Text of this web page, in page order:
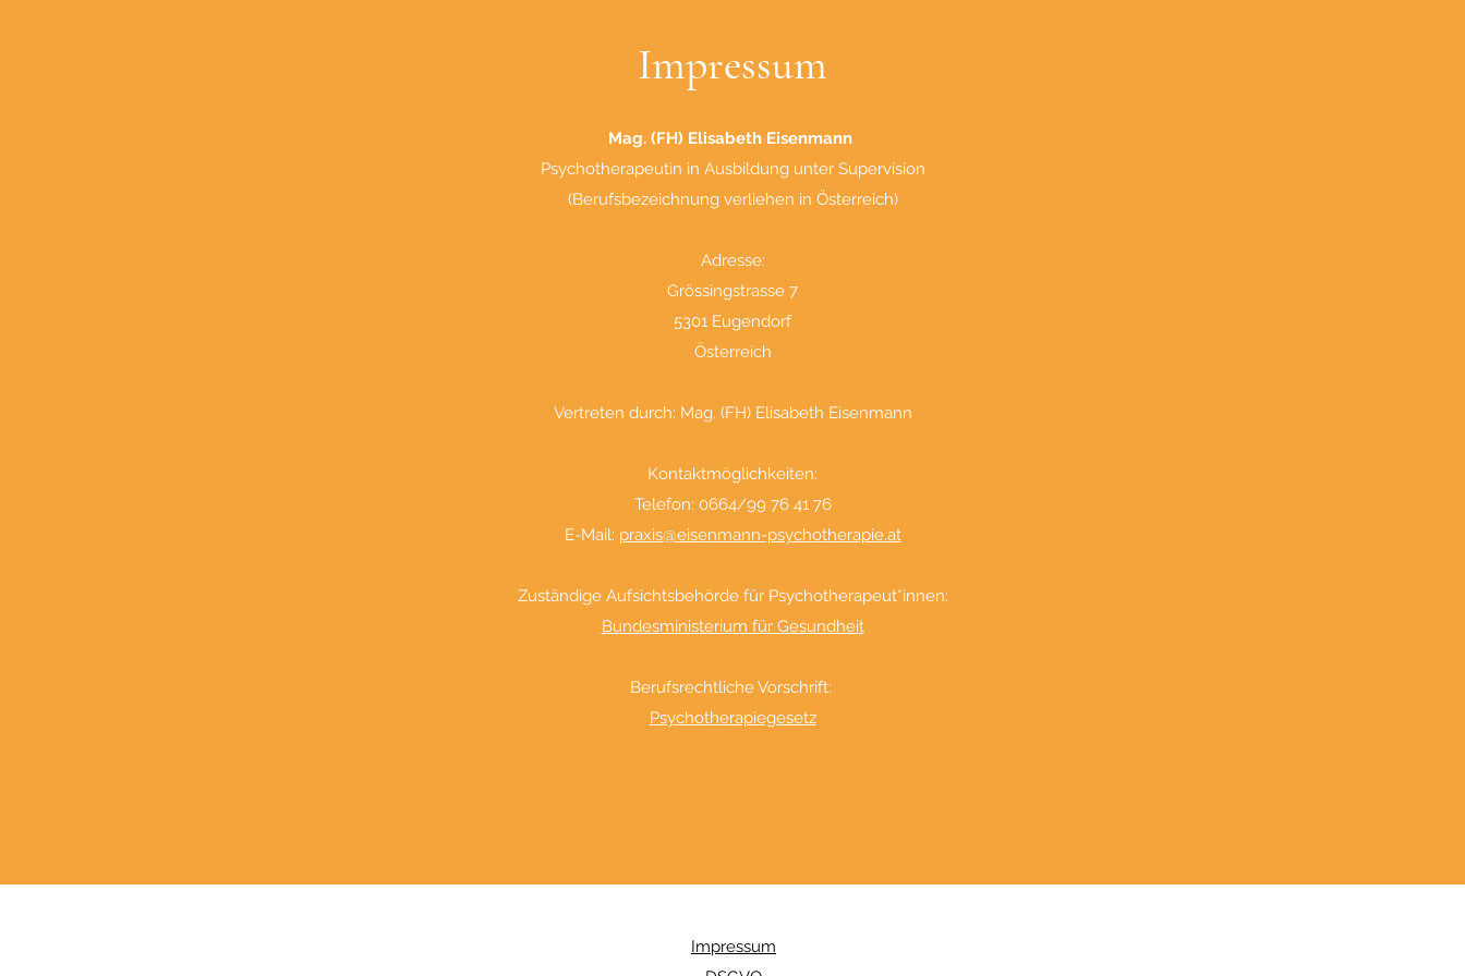
Impressum
Mag. (FH) Elisabeth Eisenmann
Psychotherapeutin in Ausbildung unter Supervision
(Berufsbezeichnung verliehen in Österreich)
Adresse:
Grössingstrasse 7
5301 Eugendorf
Österreich
Vertreten durch: Mag. (FH) Elisabeth Eisenmann
Kontaktmöglichkeiten:
Telefon: 0664/99 76 41 76
E-Mail: praxis@eisenmann-psychotherapie.at
Zuständige Aufsichtsbehörde für Psychotherapeut*innen:
Bundesministerium für Gesundheit
Berufsrechtliche Vorschrift:
Psychotherapiegesetz
Impressum